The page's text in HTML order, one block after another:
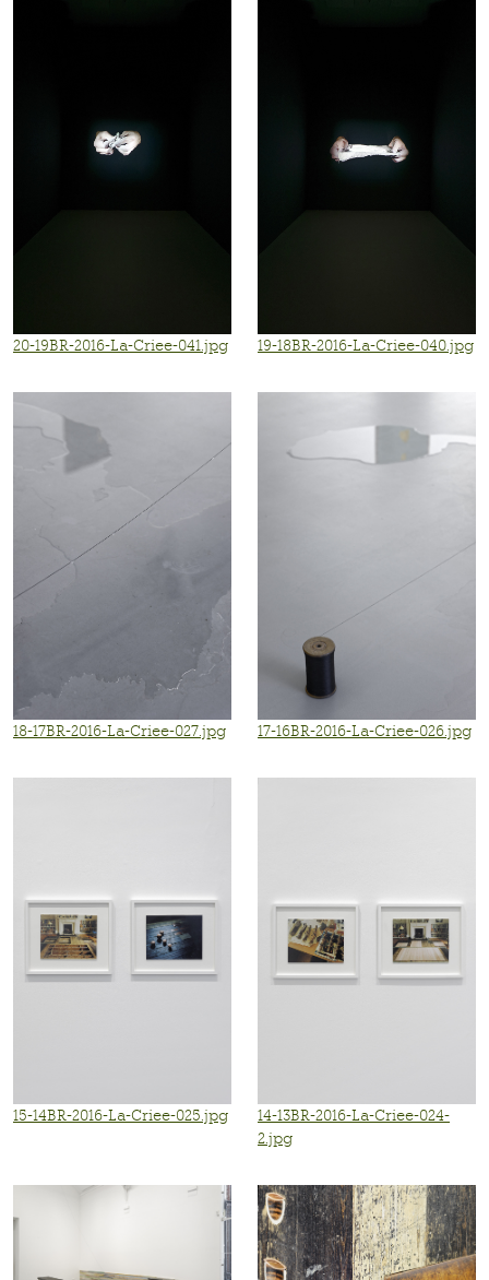
20-19BR-2016-La-Criee-041.jpg 19-18BR-2016-La-Criee-040.jpg
18-17BR-2016-La-Criee-027.jpg 17-16BR-2016-La-Criee-026.jpg
15-14BR-2016-La-Criee-025.jpg
14-13BR-2016-La-Criee-024-
2.jpg